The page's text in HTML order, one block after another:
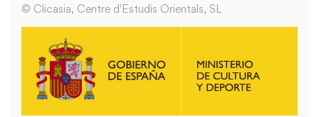
© Clicasia, Centre d'Estudis Orientals, SL